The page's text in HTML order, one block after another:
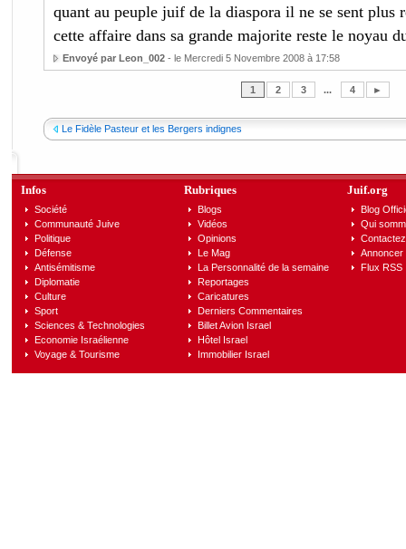
quant au peuple juif de la diaspora il ne se sent plus
cette affaire dans sa grande majorite reste le noyau
Envoyé par Leon_002- le Mercredi 5 Novembre 2008 à 17:58
1 2 3 ... 4 ►
Le Fidèle Pasteur et les Bergers indignes
Infos
Société
Communauté Juive
Politique
Défense
Antisémitisme
Diplomatie
Culture
Sport
Sciences & Technologies
Economie Israélienne
Voyage & Tourisme
Rubriques
Blogs
Vidéos
Opinions
Le Mag
La Personnalité de la semaine
Reportages
Caricatures
Derniers Commentaires
Billet Avion Israel
Hôtel Israel
Immobilier Israel
Juif.org
Blog
Qui
Annoncer
Flux RSS